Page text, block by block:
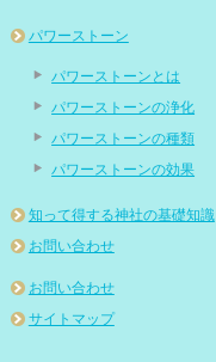
パワーストーン
パワーストーンとは
パワーストーンの浄化
パワーストーンの種類
パワーストーンの効果
知って得する神社の基礎知識
お問い合わせ
お問い合わせ
サイトマップ